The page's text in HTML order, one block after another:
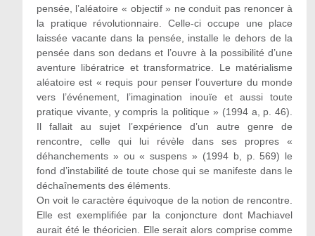
pensée, l’aléatoire « objectif » ne conduit pas renoncer à
la pratique révolutionnaire. Celle-ci occupe une place
laissée vacante dans la pensée, installe le dehors de la
pensée dans son dedans et l’ouvre à la possibilité d’une
aventure libératrice et transformatrice. Le matérialisme
aléatoire est « requis pour penser l’ouverture du monde
vers l’événement, l’imagination inouïe et aussi toute
pratique vivante, y compris la politique » (1994 a, p. 46).
Il fallait au sujet l’expérience d’un autre genre de
rencontre, celle qui lui révèle dans ses propres «
déhanchements » ou « suspens » (1994 b, p. 569) le
fond d’instabilité de toute chose qui se manifeste dans le
déchaînements des éléments.
On voit le caractère équivoque de la notion de rencontre.
Elle est exemplifiée par la conjoncture dont Machiavel
aurait été le théoricien. Elle serait alors comprise comme